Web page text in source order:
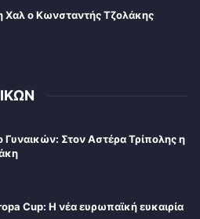
Χαλ ο Κωνσταντής Τζολάκης
Γυναικών: Στον Αστέρα Τρίπολης η
Cup: Η νέα ευρωπαϊκή ευκαιρία